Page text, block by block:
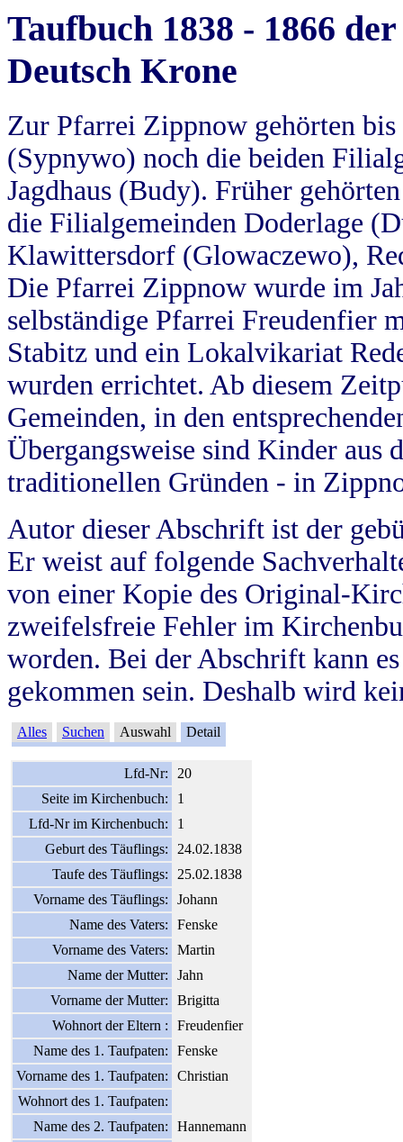
Taufbuch 1838 - 1866
Deutsch Krone
Zur Pfarrei Zippnow gehörten
(Sypnywo) noch die beiden
Jagdhaus (Budy). Früher
die Filialgemeinden Doderlage
Klawittersdorf (Glowaczewo),
Die Pfarrei Zippnow wurde im
selbständige Pfarrei Freudenfier
Stabitz und ein Lokalvikariat
wurden errichtet. Ab diesem
Gemeinden, in den
Übergangsweise sind Kinder aus
traditionellen Gründen - in
Autor dieser Abschrift ist der
Er weist auf folgende
von einer Kopie des Original-
zweifelsfreie Fehler im
worden. Bei der Abschrift kann
gekommen sein. Deshalb wird
Alles Suchen Auswahl Detail
Lfd-Nr:
20
Seite im Kirchenbuch:
1
Lfd-Nr im Kirchenbuch:
1
Geburt des Täuflings:
24.02.1838
Taufe des Täuflings:
25.02.1838
Vorname des Täuflings:
Johann
Name des Vaters:
Fenske
Vorname des Vaters:
Martin
Name der Mutter:
Jahn
Vorname der Mutter:
Brigitta
Wohnort der Eltern :
Freudenfier
Name des 1. Taufpaten:
Fenske
Vorname des 1. Taufpaten:
Christian
Wohnort des 1. Taufpaten:
Name des 2. Taufpaten:
Hannemann